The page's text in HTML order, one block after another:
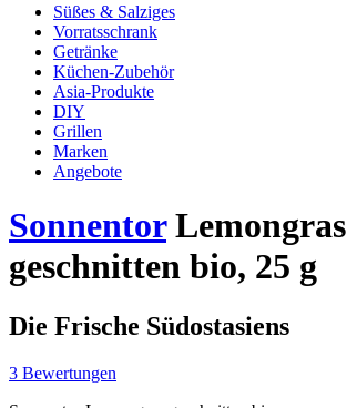
Süßes & Salziges
Vorratsschrank
Getränke
Küchen-Zubehör
Asia-Produkte
DIY
Grillen
Marken
Angebote
SonnentorLemongras
geschnitten bio, 25 g
Die Frische Südostasiens
3 Bewertungen